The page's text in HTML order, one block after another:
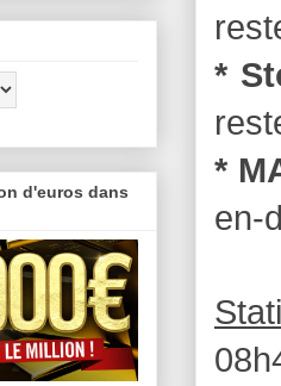
*
*
en-
d'euros dans